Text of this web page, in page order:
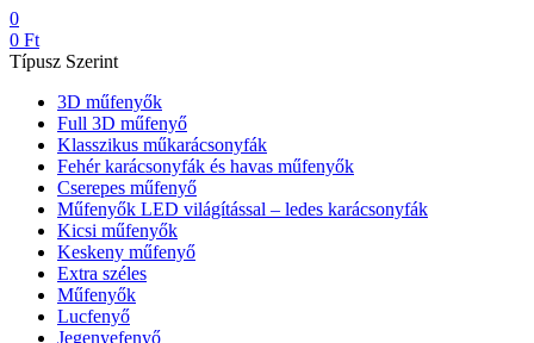
0
0 Ft
Típusz Szerint
3D műfenyők
Full 3D műfenyő
Klasszikus műkarácsonyfák
Fehér karácsonyfák és havas műfenyők
Cserepes műfenyő
Műfenyők LED világítással – ledes karácsonyfák
Kicsi műfenyők
Keskeny műfenyő
Extra széles
Műfenyők
Lucfenyő
Jegenyefenyő